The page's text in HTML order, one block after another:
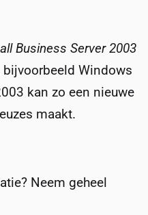
Business Server 2003
Windows
kan zo een nieuwe
maakt.
Neem geheel